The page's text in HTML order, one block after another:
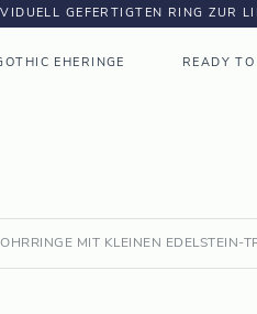
GEFERTIGTEN RING ZUR
EHERINGE READY
MIT KLEINEN EDELSTEIN-